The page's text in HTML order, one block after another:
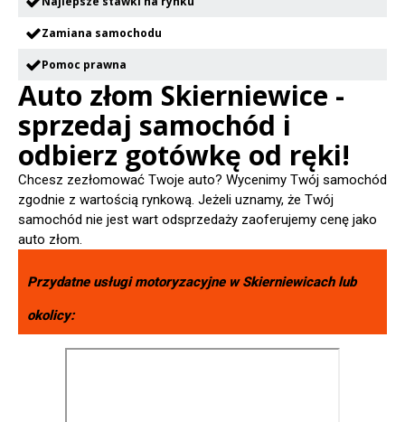
Zamiana samochodu
Pomoc prawna
Auto złom Skierniewice -
sprzedaj samochód i
odbierz gotówkę od ręki!
Chcesz zezłomować Twoje auto? Wycenimy Twój samochód
zgodnie z wartością rynkową. Jeżeli uznamy, że Twój
samochód nie jest wart odsprzedaży zaoferujemy cenę jako
auto złom.
Przydatne usługi motoryzacyjne wSkierniewicachlub
okolicy: